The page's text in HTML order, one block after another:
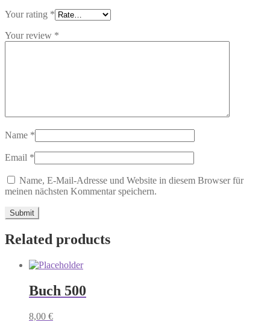
Your rating *
Your review *
Name *
Email *
Name, E-Mail-Adresse und Website in diesem Browser für
meinen nächsten Kommentar speichern.
Related products
Buch 500
8,00 €